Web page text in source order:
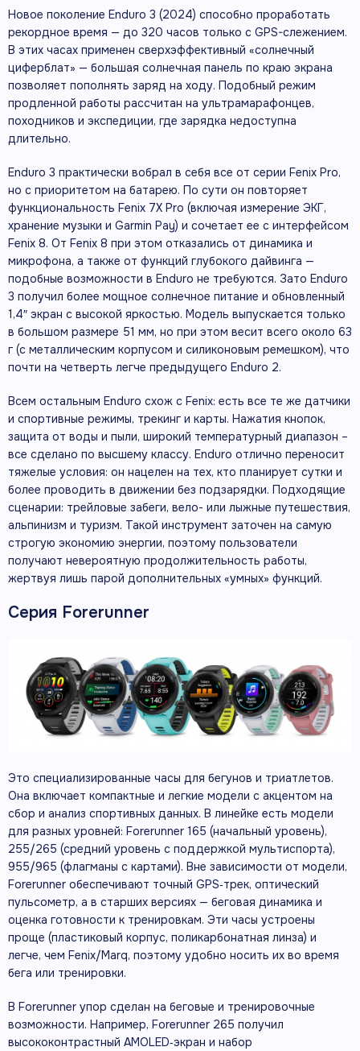
Новое поколение Enduro 3 (2024) способно проработать
рекордное время — до 320 часов только с GPS-слежением.
В этих часах применен сверхэффективный «солнечный
циферблат» — большая солнечная панель по краю экрана
позволяет пополнять заряд на ходу. Подобный режим
продленной работы рассчитан на ультрамарафонцев,
походников и экспедиции, где зарядка недоступна
длительно.
Enduro 3 практически вобрал в себя все от серии Fenix Pro,
но с приоритетом на батарею. По сути он повторяет
функциональность Fenix 7X Pro (включая измерение ЭКГ,
хранение музыки и Garmin Pay) и сочетает ее с интерфейсом
Fenix 8. От Fenix 8 при этом отказались от динамика и
микрофона, а также от функций глубокого дайвинга —
подобные возможности в Enduro не требуются. Зато Enduro
3 получил более мощное солнечное питание и обновленный
1,4″ экран с высокой яркостью. Модель выпускается только
в большом размере 51 мм, но при этом весит всего около 63
г (с металлическим корпусом и силиконовым ремешком), что
почти на четверть легче предыдущего Enduro 2.
Всем остальным Enduro схож с Fenix: есть все те же датчики
и спортивные режимы, трекинг и карты. Нажатия кнопок,
защита от воды и пыли, широкий температурный диапазон –
все сделано по высшему классу. Enduro отлично переносит
тяжелые условия: он нацелен на тех, кто планирует сутки и
более проводить в движении без подзарядки. Подходящие
сценарии: трейловые забеги, вело- или лыжные путешествия,
альпинизм и туризм. Такой инструмент заточен на самую
строгую экономию энергии, поэтому пользователи
получают невероятную продолжительность работы,
жертвуя лишь парой дополнительных «умных» функций.
Серия Forerunner
Это специализированные часы для бегунов и триатлетов.
Она включает компактные и легкие модели с акцентом на
сбор и анализ спортивных данных. В линейке есть модели
для разных уровней: Forerunner 165 (начальный уровень),
255/265 (средний уровень с поддержкой мультиспорта),
955/965 (флагманы с картами). Вне зависимости от модели,
Forerunner обеспечивают точный GPS‑трек, оптический
пульсометр, а в старших версиях — беговая динамика и
оценка готовности к тренировкам. Эти часы устроены
проще (пластиковый корпус, поликарбонатная линза) и
легче, чем Fenix/Marq, поэтому удобно носить их во время
бега или тренировки.
В Forerunner упор сделан на беговые и тренировочные
возможности. Например, Forerunner 265 получил
высококонтрастный AMOLED‑экран и набор